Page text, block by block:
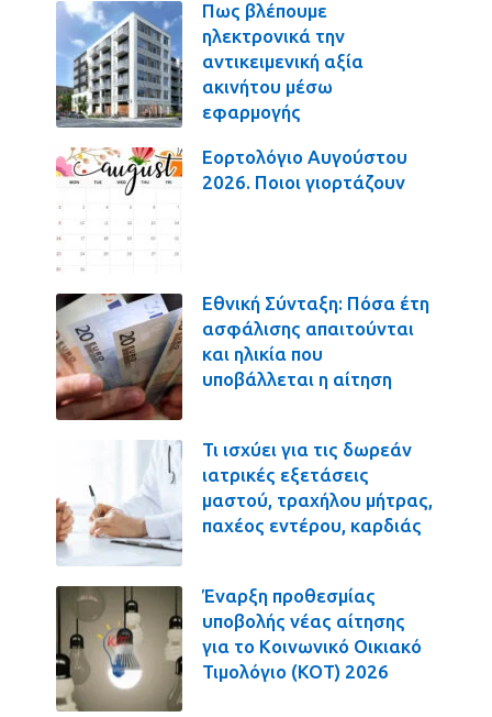
Πως βλέπουμε
ηλεκτρονικά την
αντικειμενική αξία
ακινήτου μέσω
εφαρμογής
Εορτολόγιο Αυγούστου
2026. Ποιοι γιορτάζουν
Εθνική Σύνταξη: Πόσα έτη
ασφάλισης απαιτούνται
και ηλικία που
υποβάλλεται η αίτηση
Τι ισχύει για τις δωρεάν
ιατρικές εξετάσεις
μαστού, τραχήλου μήτρας,
παχέος εντέρου, καρδιάς
Έναρξη προθεσμίας
υποβολής νέας αίτησης
για το Κοινωνικό Οικιακό
Τιμολόγιο (ΚΟΤ) 2026